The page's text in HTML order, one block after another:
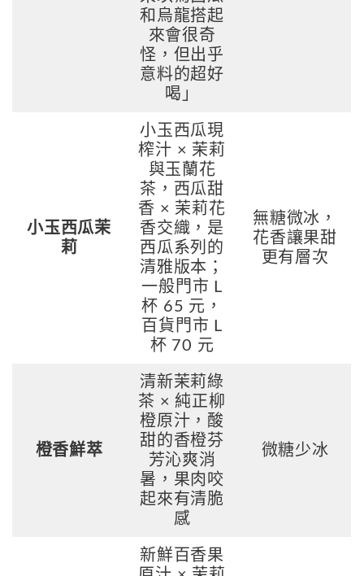
和烏龍搭起
來會很奇
怪，但出乎
意料的超好
喝」
小玉西瓜茉
莉
小玉西瓜現
榨汁 × 茉莉
與玉蘭花
茶，西瓜甜
香 × 茉莉花
香交織，是
西瓜系列的
清雅版本；
一般門市 L
杯 65 元，
百貨門市 L
杯 70 元
無糖微冰，
花香讓果甜
更有層次
橙香鮮萃
清新茉莉綠
茶 × 純正柳
橙原汁，酸
甜的香橙芬
芳沁爽消
暑，果肉咬
起來有清脆
感
微糖少冰
新鮮百香果